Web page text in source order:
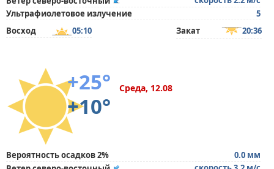
Ультрафиолетовое излучение
5
Восход
05:10 Закат 20:36
+25°
+10°
Среда, 12.08
Вероятность осадков 2%
0.0 мм